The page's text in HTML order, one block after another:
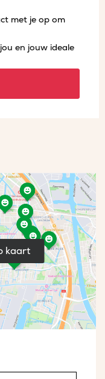
met je op om
en jouw ideale
kaart